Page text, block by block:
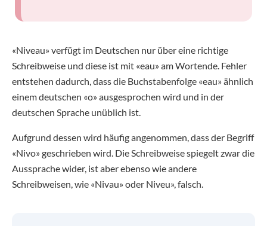
«Niveau» verfügt im Deutschen nur über eine richtige
Schreibweise und diese ist mit «eau» am Wortende. Fehler
entstehen dadurch, dass die Buchstabenfolge «eau» ähnlich
einem deutschen «o» ausgesprochen wird und in der
deutschen Sprache unüblich ist.
Aufgrund dessen wird häufig angenommen, dass der Begriff
«Nivo» geschrieben wird. Die Schreibweise spiegelt zwar die
Aussprache wider, ist aber ebenso wie andere
Schreibweisen, wie «Nivau» oder Niveu», falsch.